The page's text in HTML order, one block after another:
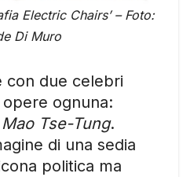
Electric Chairs’ – Foto:
Di Muro
con due celebri
ognuna:
Mao Tse-Tung.
di una sedia
politica ma